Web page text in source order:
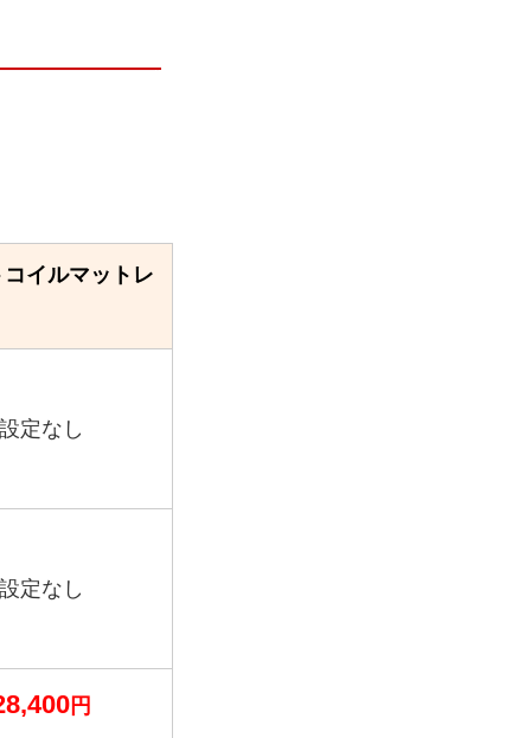
イルマットレ
設定なし
設定なし
円